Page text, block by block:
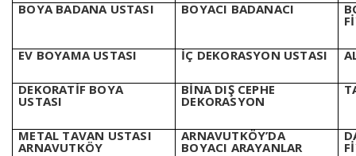
BOYA BADANA USTASI BOYACI BADANACI
EV BOYAMA USTASI İÇ DEKORASYON USTASI
DEKORATİF BOYA
USTASI
BİNA DIŞ CEPHE
DEKORASYON
METAL TAVAN USTASI
ARNAVUTKÖY
ARNAVUTKÖY’DA
BOYACI ARAYANLAR